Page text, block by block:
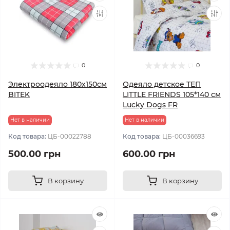
0
Электроодеяло 180х150см
BITEK
Нет в наличии
Код товара: ЦБ-00022788
500.00 грн
В корзину
0
Одеяло детское ТЕП
LITTLE FRIENDS 105*140 см
Lucky Dogs FR
Нет в наличии
Код товара: ЦБ-00036693
600.00 грн
В корзину